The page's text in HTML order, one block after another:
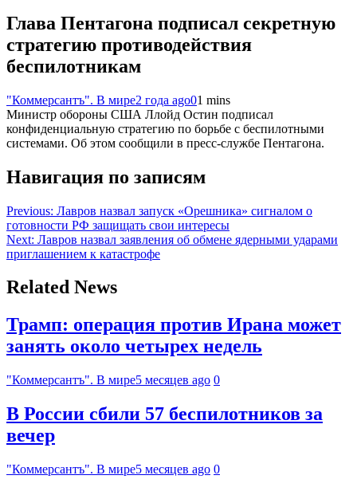
Глава Пентагона подписал секретную
стратегию противодействия
беспилотникам
"Коммерсантъ". В мире2 года ago01 mins
Министр обороны США Ллойд Остин подписал
конфиденциальную стратегию по борьбе с беспилотными
системами. Об этом сообщили в пресс-службе Пентагона.
Навигация по записям
Previous: Лавров назвал запуск «Орешника» сигналом о
готовности РФ защищать свои интересы
Next: Лавров назвал заявления об обмене ядерными ударами
приглашением к катастрофе
Related News
Трамп: операция против Ирана может
занять около четырех недель
"Коммерсантъ". В мире5 месяцев ago 0
В России сбили 57 беспилотников за
вечер
"Коммерсантъ". В мире5 месяцев ago 0